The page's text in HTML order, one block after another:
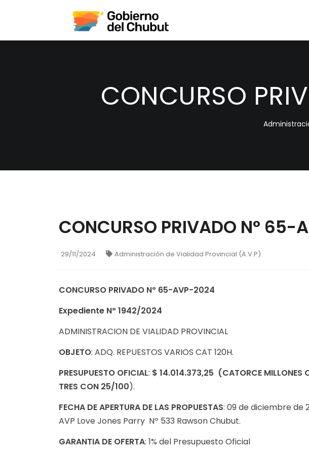
CONCURSO
CONCURSO PRIVADO N°
29/11/2024 Administración de Vialidad Provincial (A.V.P)
CONCURSO PRIVADO Nº 65-AVP-2024
Expediente Nº 1942/2024
ADMINISTRACION DE VIALIDAD PROVINCIAL
OBJETO: ADQ. REPUESTOS VARIOS CAT 120H.
PRESUPUESTO OFICIAL: $ 14.014.373,25 (CATORCE MILLONES
TRES CON 25/100).
FECHA DE APERTURA DE LAS PROPUESTAS: 09 de diciembre de
AVP Love Jones Parry Nº 533 Rawson Chubut.
GARANTIA DE OFERTA: 1% del Presupuesto Oficial